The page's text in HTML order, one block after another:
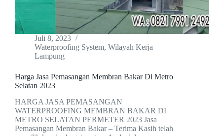
Juli 8, 2023
Waterproofing System, Wilayah Kerja
Lampung
Harga Jasa Pemasangan Membran Bakar Di Metro
Selatan 2023
HARGA JASA PEMASANGAN
WATERPROOFING MEMBRAN BAKAR DI
METRO SELATAN PERMETER 2023 Jasa
Pemasangan Membran Bakar – Terima Kasih telah